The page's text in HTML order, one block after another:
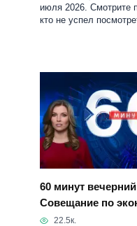
июля 2026. Смотрите
кто не успел
60 минут
Совещание по
22.5к.